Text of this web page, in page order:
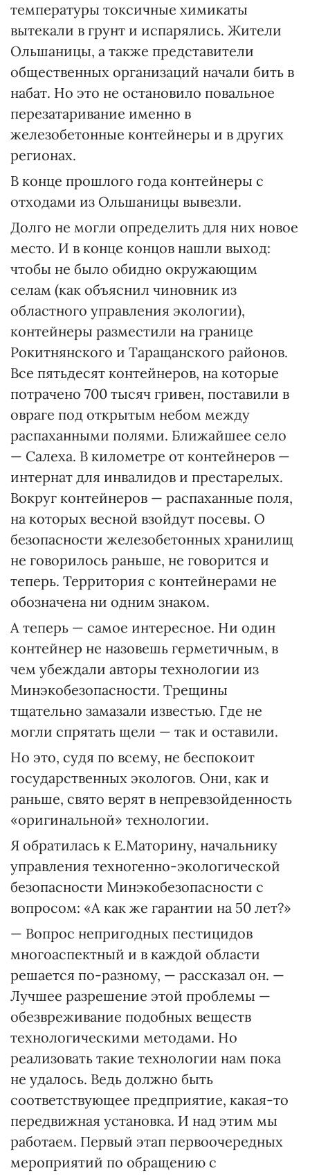
температуры токсичные химикаты
вытекали в грунт и испарялись. Жители
Ольшаницы, а также представители
общественных организаций начали бить в
набат. Но это не остановило повальное
перезатаривание именно в
железобетонные контейнеры и в других
регионах.
В конце прошлого года контейнеры с
отходами из Ольшаницы вывезли.
Долго не могли определить для них новое
место. И в конце концов нашли выход:
чтобы не было обидно окружающим
селам (как объяснил чиновник из
областного управления экологии),
контейнеры разместили на границе
Рокитнянского и Таращанского районов.
Все пятьдесят контейнеров, на которые
потрачено 700 тысяч гривен, поставили в
овраге под открытым небом между
распаханными полями. Ближайшее село
— Салеха. В километре от контейнеров —
интернат для инвалидов и престарелых.
Вокруг контейнеров — распаханные поля,
на которых весной взойдут посевы. О
безопасности железобетонных хранилищ
не говорилось раньше, не говорится и
теперь. Территория с контейнерами не
обозначена ни одним знаком.
А теперь — самое интересное. Ни один
контейнер не назовешь герметичным, в
чем убеждали авторы технологии из
Минэкобезопасности. Трещины
тщательно замазали известью. Где не
могли спрятать щели — так и оставили.
Но это, судя по всему, не беспокоит
государственных экологов. Они, как и
раньше, свято верят в непревзойденность
«оригинальной» технологии.
Я обратилась к Е.Маторину, начальнику
управления техногенно-экологической
безопасности Минэкобезопасности с
вопросом: «А как же гарантии на 50 лет?»
— Вопрос непригодных пестицидов
многоаспектный и в каждой области
решается по-разному, — рассказал он. —
Лучшее разрешение этой проблемы —
обезвреживание подобных веществ
технологическими методами. Но
реализовать такие технологии нам пока
не удалось. Ведь должно быть
соответствующее предприятие, какая-то
передвижная установка. И над этим мы
работаем. Первый этап первоочередных
мероприятий по обращению с